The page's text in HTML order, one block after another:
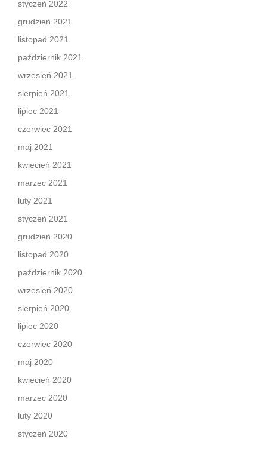
styczeń 2022
grudzień 2021
listopad 2021
październik 2021
wrzesień 2021
sierpień 2021
lipiec 2021
czerwiec 2021
maj 2021
kwiecień 2021
marzec 2021
luty 2021
styczeń 2021
grudzień 2020
listopad 2020
październik 2020
wrzesień 2020
sierpień 2020
lipiec 2020
czerwiec 2020
maj 2020
kwiecień 2020
marzec 2020
luty 2020
styczeń 2020